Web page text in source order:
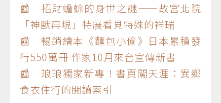
📰 招財蟾蜍的身世之謎——故宮北院
「神獸再現」特展看見特殊的祥瑞
📰 暢銷繪本《麵包小偷》日本累積發
行550萬冊 作家10月來台宣傳新書
📰 琅琅獨家新專！書頁闖天涯：異鄉
食衣住行的閱讀索引